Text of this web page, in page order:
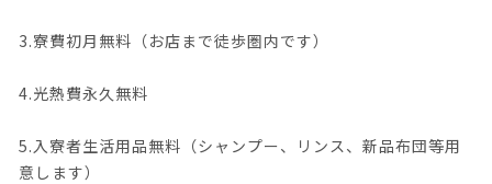
3.寮費初月無料（お店まで徒歩圏内です）
4.光熱費永久無料
5.入寮者生活用品無料（シャンプー、リンス、新品布団等用
意します）